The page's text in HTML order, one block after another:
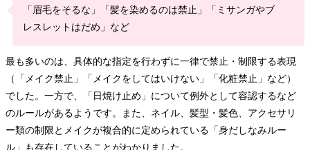
「眉毛をそるな」「髪を染めるのは禁止」「ミサンガやブ
レスレットはだめ」など
最も多いのは、具体的な指定を行わずに一律で禁止・制限する表現
（「メイク禁止」「メイクをしてはいけない」「化粧禁止」など）
でした。一方で、「日焼け止め」について例外として容認するなど
のルールがあるようです。また、ネイル、髪型・髪色、アクセサリ
ー類の制限とメイクが複合的に定められている「身だしなみルー
ル」も存在していることがわかりました。